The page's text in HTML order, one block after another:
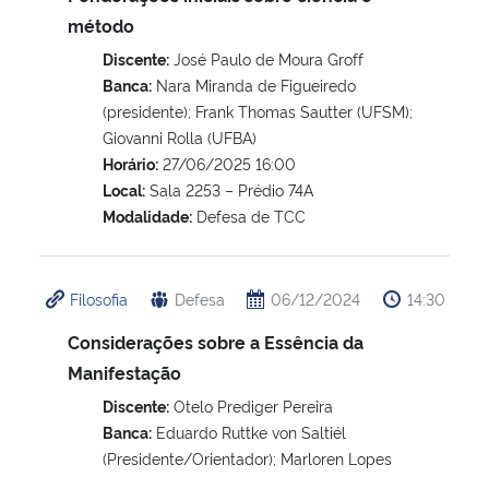
método
Discente: José Paulo de Moura Groff
Banca: Nara Miranda de Figueiredo
(presidente); Frank Thomas Sautter (UFSM);
Giovanni Rolla (UFBA)
Horário: 27/06/2025 16:00
Local: Sala 2253 – Prédio 74A
Modalidade: Defesa de TCC
Filosofia Defesa 06/12/2024 14:30
Considerações sobre a Essência da
Manifestação
Discente: Otelo Prediger Pereira
Banca: Eduardo Ruttke von Saltiél
(Presidente/Orientador); Marloren Lopes